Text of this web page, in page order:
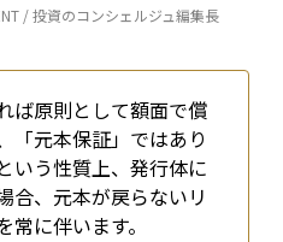
/ 投資のコンシェルジュ編集長
ば原則として額面で償
「元本保証」ではあり
いう性質上、発行体に
合、元本が戻らないリ
に伴います。